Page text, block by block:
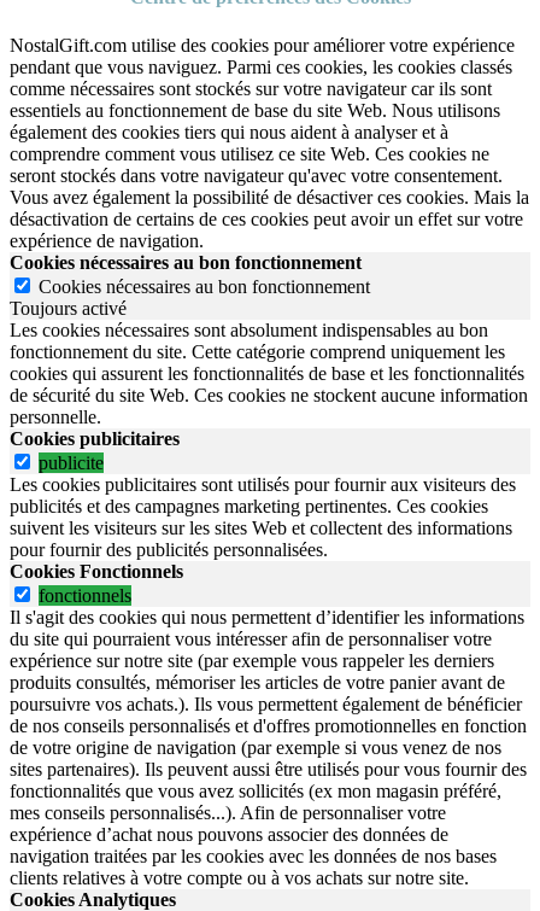
NostalGift.com utilise des cookies pour améliorer votre expérience
pendant que vous naviguez. Parmi ces cookies, les cookies classés
comme nécessaires sont stockés sur votre navigateur car ils sont
essentiels au fonctionnement de base du site Web. Nous utilisons
également des cookies tiers qui nous aident à analyser et à
comprendre comment vous utilisez ce site Web. Ces cookies ne
seront stockés dans votre navigateur qu'avec votre consentement.
Vous avez également la possibilité de désactiver ces cookies. Mais la
désactivation de certains de ces cookies peut avoir un effet sur votre
expérience de navigation.
Cookies nécessaires au bon fonctionnement
Cookies nécessaires au bon fonctionnement
Toujours activé
Les cookies nécessaires sont absolument indispensables au bon
fonctionnement du site. Cette catégorie comprend uniquement les
cookies qui assurent les fonctionnalités de base et les fonctionnalités
de sécurité du site Web. Ces cookies ne stockent aucune information
personnelle.
Cookies publicitaires
publicite
Les cookies publicitaires sont utilisés pour fournir aux visiteurs des
publicités et des campagnes marketing pertinentes. Ces cookies
suivent les visiteurs sur les sites Web et collectent des informations
pour fournir des publicités personnalisées.
Cookies Fonctionnels
fonctionnels
Il s'agit des cookies qui nous permettent d’identifier les informations
du site qui pourraient vous intéresser afin de personnaliser votre
expérience sur notre site (par exemple vous rappeler les derniers
produits consultés, mémoriser les articles de votre panier avant de
poursuivre vos achats.). Ils vous permettent également de bénéficier
de nos conseils personnalisés et d'offres promotionnelles en fonction
de votre origine de navigation (par exemple si vous venez de nos
sites partenaires). Ils peuvent aussi être utilisés pour vous fournir des
fonctionnalités que vous avez sollicités (ex mon magasin préféré,
mes conseils personnalisés...). Afin de personnaliser votre
expérience d’achat nous pouvons associer des données de
navigation traitées par les cookies avec les données de nos bases
clients relatives à votre compte ou à vos achats sur notre site.
Cookies Analytiques